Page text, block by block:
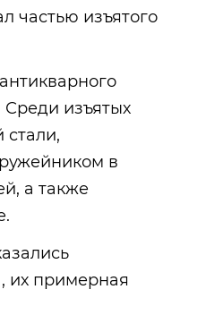
частью изъятого
изъятых
в
а также
их примерная